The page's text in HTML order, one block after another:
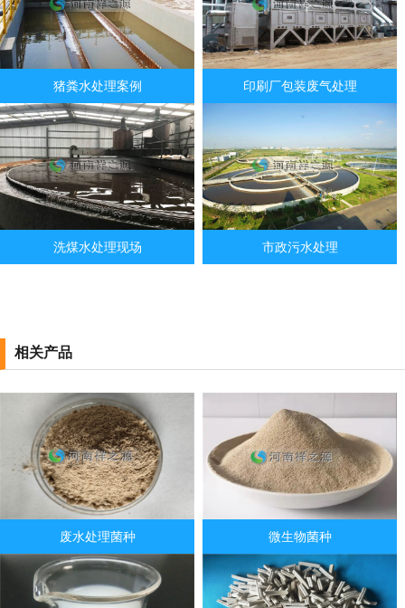
猪粪水处理案例 印刷厂包装废气处理
洗煤水处理现场 市政污水处理
相关产品
废水处理菌种 微生物菌种